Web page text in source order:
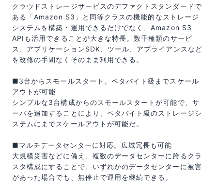
クラウドストレージサービスのデファクトスタンダードで
ある「Amazon S3」と同等クラスの機能的なストレージ
システムを構築・運用できるだけでなく、Amazon S3
APIも活用できることが大きな特長。数千種類のサービ
ス、アプリケーションSDK、ツール、アプライアンスなど
を改修の手間なくそのまま利用できる。
■3台からスモールスタート。ペタバイト級までスケール
アウトが可能
シンプルな3台構成からのスモールスタートが可能で、サ
ーバを追加することにより、ペタバイト級のストレージシ
ステムにまでスケールアウトが可能だ。
■マルチデータセンターに対応。広域冗長も可能
大規模災害などに備え、複数のデータセンターに跨るクラ
スタ構成にすることで、いずれかのデータセンターに被害
があった場合でも、無停止で運用を継続できる。